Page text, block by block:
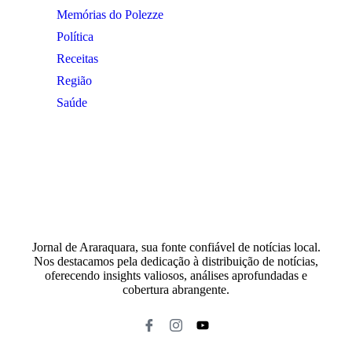
Memórias do Polezze
Política
Receitas
Região
Saúde
Jornal de Araraquara, sua fonte confiável de notícias local.
Nos destacamos pela dedicação à distribuição de notícias,
oferecendo insights valiosos, análises aprofundadas e
cobertura abrangente.